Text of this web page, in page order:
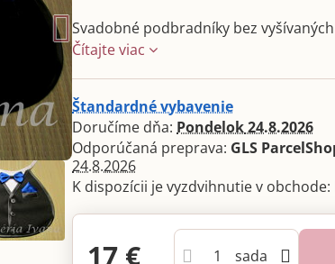
Svadobné podbradníky bez
Čítajte viac
Štandardné vybavenie
Doručíme dňa: Pondelok24.8.2026
GLS
24.8.2026
17 € sada